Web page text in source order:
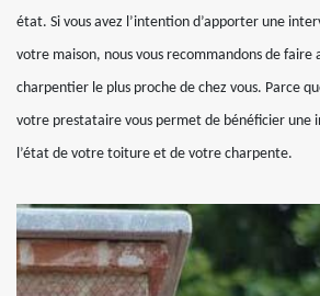
état. Si vous avez l’intention d’apporter une
votre maison, nous vous recommandons de faire
charpentier le plus proche de chez vous. Parce
votre prestataire vous permet de bénéficier une
l’état de votre toiture et de votre charpente.